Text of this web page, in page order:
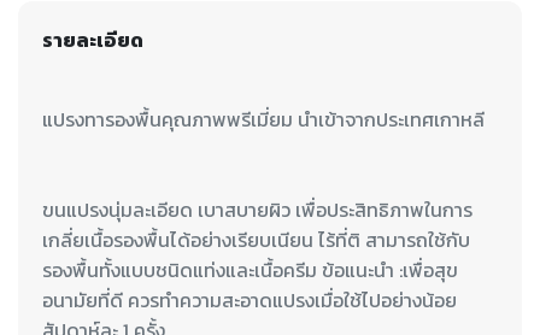
รายละเอียด
ขนแปรงนุ่มละเอียด เบาสบายผิว เพื่อประสิทธิภาพในการ
เกลี่ยเนื้อรองพื้นได้อย่างเรียบเนียน ไร้ที่ติ สามารถใช้กับ
รองพื้นทั้งแบบชนิดแท่งและเนื้อครีม ข้อแนะนำ :เพื่อสุข
อนามัยที่ดี ควรทำความสะอาดแปรงเมื่อใช้ไปอย่างน้อย